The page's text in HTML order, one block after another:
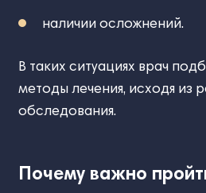
наличии осложнений.
В таких ситуациях врач
методы лечения, исходя из
обследования.
Почему важно